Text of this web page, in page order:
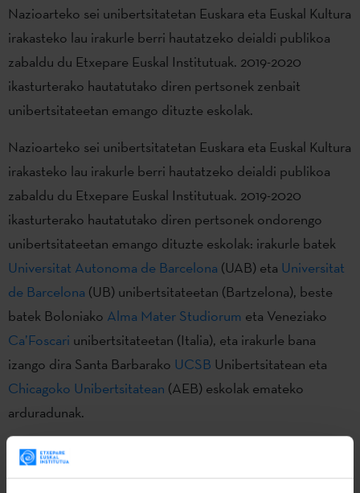
Nazioarteko sei unibertsitatetan Euskara eta Euskal Kultura
irakasteko lau irakurle berri hautatzeko deialdi publikoa
zabaldu du Etxepare Euskal Institutuak. 2019-2020
ikasturterako hautatutako diren pertsonek zenbait
unibertsitateetan emango dituzte eskolak.
Nazioarteko sei unibertsitatetan Euskara eta Euskal Kultura
irakasteko lau irakurle berri hautatzeko deialdi publikoa
zabaldu du Etxepare Euskal Institutuak. 2019-2020
ikasturterako hautatutako diren pertsonek ondorengo
unibertsitateetan emango dituzte eskolak: irakurle batek
Universitat Autonoma de Barcelona (UAB) eta Universitat
de Barcelona (UB) unibertsitateetan (Bartzelona), beste
batek Boloniako Alma Mater Studiorum eta Veneziako
Ca’Foscari unibertsitateetan (Italia), eta irakurle bana
izango dira Santa Barbarako UCSB Unibertsitatean eta
Chicagoko Unibertsitatean (AEB) eskolak emateko
arduradunak.
Eskaerak aurkezteko
(barne), eta eskabidea behar bezala beteta, dagokion